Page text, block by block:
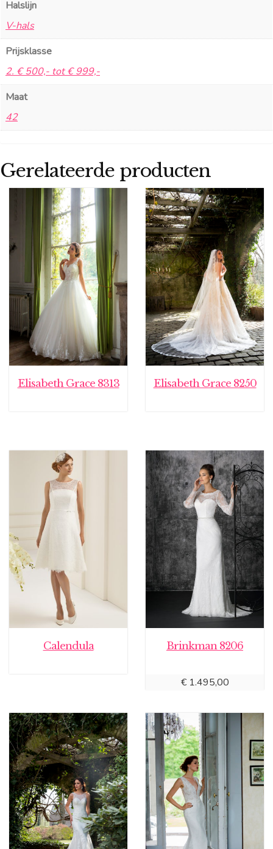
Halslijn
V-hals
Prijsklasse
2. € 500,- tot € 999,-
Maat
42
Gerelateerde producten
Elisabeth Grace 8313 Elisabeth Grace 8250
Calendula Brinkman 8206
€1.495,00